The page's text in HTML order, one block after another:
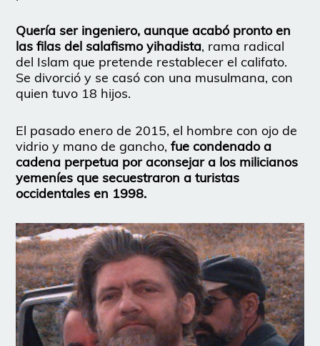
Quería ser ingeniero, aunque acabó pronto en
las filas del salafismo yihadista, rama radical
del Islam que pretende restablecer el califato.
Se divorció y se casó con una musulmana, con
quien tuvo 18 hijos.
El pasado enero de 2015, el hombre con ojo de
vidrio y mano de gancho, fue condenado a
cadena perpetua por aconsejar a los milicianos
yemeníes que secuestraron a turistas
occidentales en 1998.